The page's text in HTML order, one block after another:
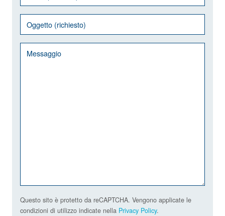
Questo sito è protetto da reCAPTCHA. Vengono applicate le
condizioni di utilizzo indicate nella Privacy Policy.